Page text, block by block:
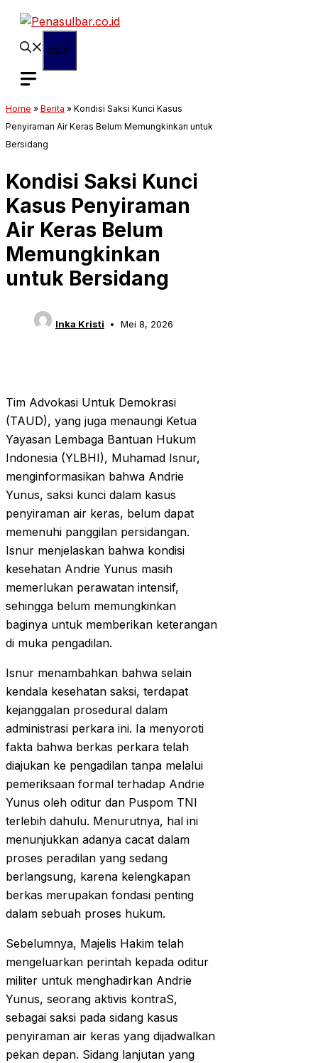
Langsung
Home » Berita » Kondisi Saksi Kunci Kasus
Penyiraman Air Keras Belum Memungkinkan untuk
Bersidang
Kondisi Saksi Kunci
Kasus Penyiraman
Air Keras Belum
Memungkinkan
untuk Bersidang
Inka Kristi Mei 8, 2026
Tim Advokasi Untuk Demokrasi
(TAUD), yang juga menaungi Ketua
Yayasan Lembaga Bantuan Hukum
Indonesia (YLBHI), Muhamad Isnur,
menginformasikan bahwa Andrie
Yunus, saksi kunci dalam kasus
penyiraman air keras, belum dapat
memenuhi panggilan persidangan.
Isnur menjelaskan bahwa kondisi
kesehatan Andrie Yunus masih
memerlukan perawatan intensif,
sehingga belum memungkinkan
baginya untuk memberikan keterangan
di muka pengadilan.
Isnur menambahkan bahwa selain
kendala kesehatan saksi, terdapat
kejanggalan prosedural dalam
administrasi perkara ini. Ia menyoroti
fakta bahwa berkas perkara telah
diajukan ke pengadilan tanpa melalui
pemeriksaan formal terhadap Andrie
Yunus oleh oditur dan Puspom TNI
terlebih dahulu. Menurutnya, hal ini
menunjukkan adanya cacat dalam
proses peradilan yang sedang
berlangsung, karena kelengkapan
berkas merupakan fondasi penting
dalam sebuah proses hukum.
Sebelumnya, Majelis Hakim telah
mengeluarkan perintah kepada oditur
militer untuk menghadirkan Andrie
Yunus, seorang aktivis kontraS,
sebagai saksi pada sidang kasus
penyiraman air keras yang dijadwalkan
pekan depan. Sidang lanjutan yang